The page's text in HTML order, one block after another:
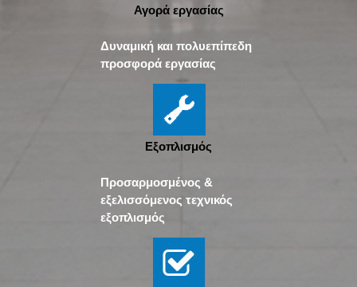
Αγορά εργασίας
Δυναμική και πολυεπίπεδη
προσφορά εργασίας
Εξοπλισμός
Προσαρμοσμένος &
εξελισσόμενος τεχνικός
εξοπλισμός